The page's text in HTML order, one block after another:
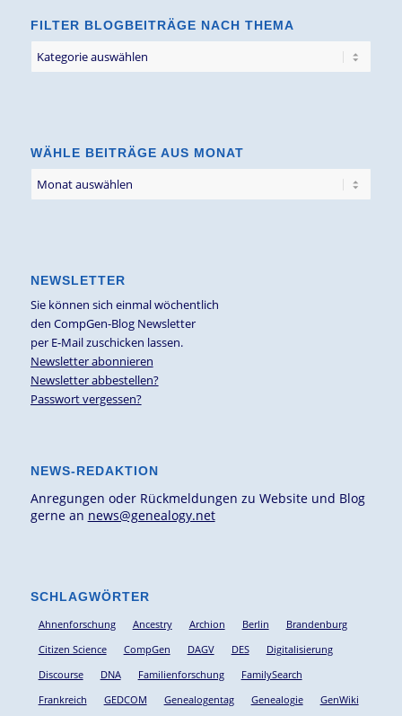
FILTER BLOGBEITRÄGE NACH THEMA
Blogbeiträge
WÄHLE BEITRÄGE AUS MONAT
NEWSLETTER
Sie können sich einmal wöchentlich
den CompGen-Blog Newsletter
per E-Mail zuschicken lassen.
Newsletter abonnieren
Newsletter abbestellen?
Passwort vergessen?
NEWS-REDAKTION
Anregungen oder Rückmeldungen zu Website und Blog
gerne an news@genealogy.net
SCHLAGWÖRTER
Ahnenforschung Ancestry Archion Berlin
Brandenburg
Citizen Science
CompGen DAGV DES
Digitalisierung
Discourse
DNA Familienforschung
FamilySearch
Frankreich
GEDCOM Genealogentag Genealogie
GenWiki